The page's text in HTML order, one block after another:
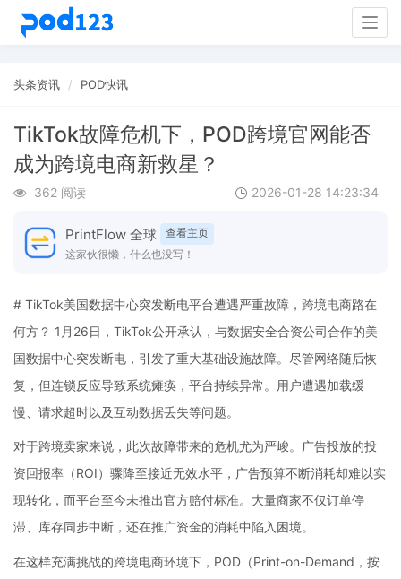
头条资讯 POD快讯
TikTok故障危机下，POD跨境官网能否
成为跨境电商新救星？
362 阅读 2026-01-28 14:23:34
PrintFlow 全球
查看主页
这家伙很懒，什么也没写！
# TikTok美国数据中心突发断电平台遭遇严重故障，跨境电商路在
何方？ 1月26日，TikTok公开承认，与数据安全合资公司合作的美
国数据中心突发断电，引发了重大基础设施故障。尽管网络随后恢
复，但连锁反应导致系统瘫痪，平台持续异常。用户遭遇加载缓
慢、请求超时以及互动数据丢失等问题。
对于跨境卖家来说，此次故障带来的危机尤为严峻。广告投放的投
资回报率（ROI）骤降至接近无效水平，广告预算不断消耗却难以实
现转化，而平台至今未推出官方赔付标准。大量商家不仅订单停
滞、库存同步中断，还在推广资金的消耗中陷入困境。
在这样充满挑战的跨境电商环境下，POD（Print-on-Demand，按